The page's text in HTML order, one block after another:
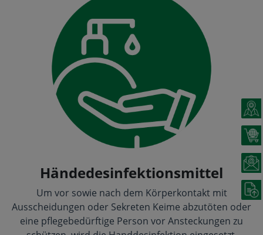
Händedesinfektionsmittel
Um vor sowie nach dem Körperkontakt mit
Ausscheidungen oder Sekreten Keime abzutöten oder
eine pflegebedürftige Person vor Ansteckungen zu